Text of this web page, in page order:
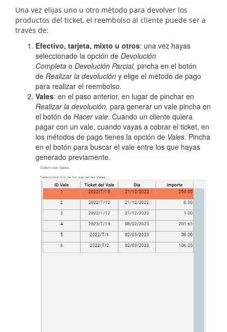
Una vez elijas uno u otro método para devolver los
productos del ticket, el reembolso al cliente puede ser a
través de:
Efectivo, tarjeta, mixto u otros: una vez hayas
seleccionado la opción de Devolución
Completa o Devolución Parcial, pincha en el botón
de Realizar la devolución y elige el método de pago
para realizar el reembolso.
Vales: en el paso anterior, en lugar de pinchar en
Realizar la devolución, para generar un vale pincha en
el botón de Hacer vale. Cuando un cliente quiera
pagar con un vale, cuando vayas a cobrar el ticket, en
los métodos de pago tienes la opción de Vales. Pincha
en el botón para buscar el vale entre los que hayas
generado previamente.